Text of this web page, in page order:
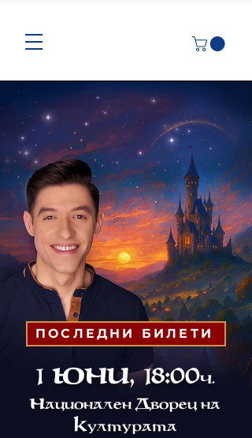
ПОСЛЕДНИ БИЛЕТИ
1 юни, 18:00ч.
НационаленДворец на
културата